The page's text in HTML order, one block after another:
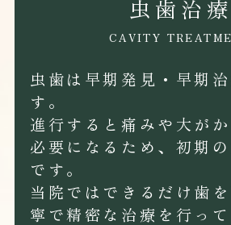
虫歯治療
CAVITY
虫歯は早期発見・早期
す。
進行すると痛みや大が
必要になるため、初期
です。
当院ではできるだけ歯
寧で精密な治療を行って